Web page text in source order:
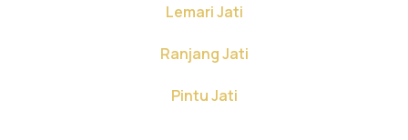
Lemari Jati
Ranjang Jati
Pintu Jati